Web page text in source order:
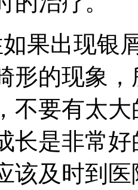
果出现银
形的现象
不要有太
长是非常
该及时到